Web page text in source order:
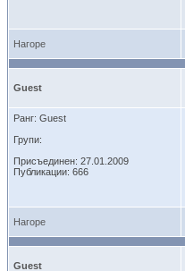
Нагоре
Guest
Ранг: Guest
Групи:
Присъединен: 27.01.2009
Публикации: 666
Нагоре
Guest